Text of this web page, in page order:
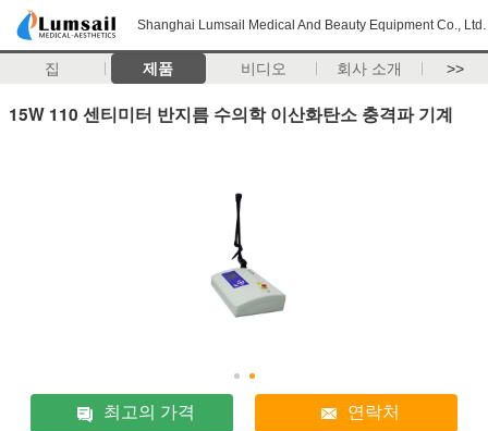
Shanghai Lumsail Medical And Beauty Equipment Co., Ltd.
집 제품 비디오 회사 소개 >>
15W 110 센티미터 반지름 수의학 이산화탄소 충격파 기계
최고의 가격 연락처